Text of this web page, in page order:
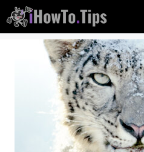
Hoppa
till
innehållet